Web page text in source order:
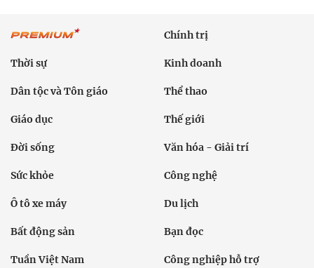
Chính trị
Thời sự Kinh doanh
Dân tộc và Tôn giáo Thể thao
Giáo dục Thế giới
Đời sống Văn hóa - Giải trí
Sức khỏe Công nghệ
Ô tô xe máy Du lịch
Bất động sản Bạn đọc
Tuần Việt Nam Công nghiệp hỗ trợ